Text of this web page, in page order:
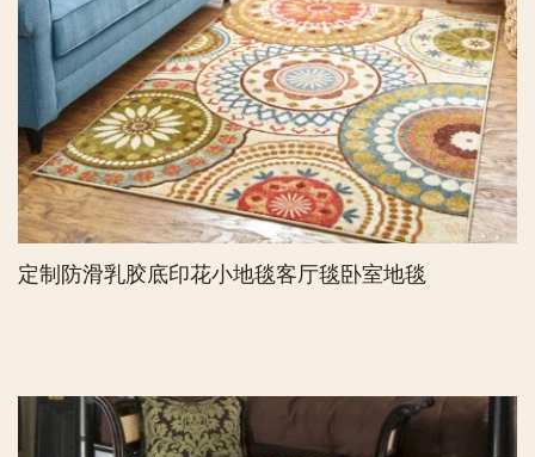
定制防滑乳胶底印花小地毯客厅毯卧室地毯